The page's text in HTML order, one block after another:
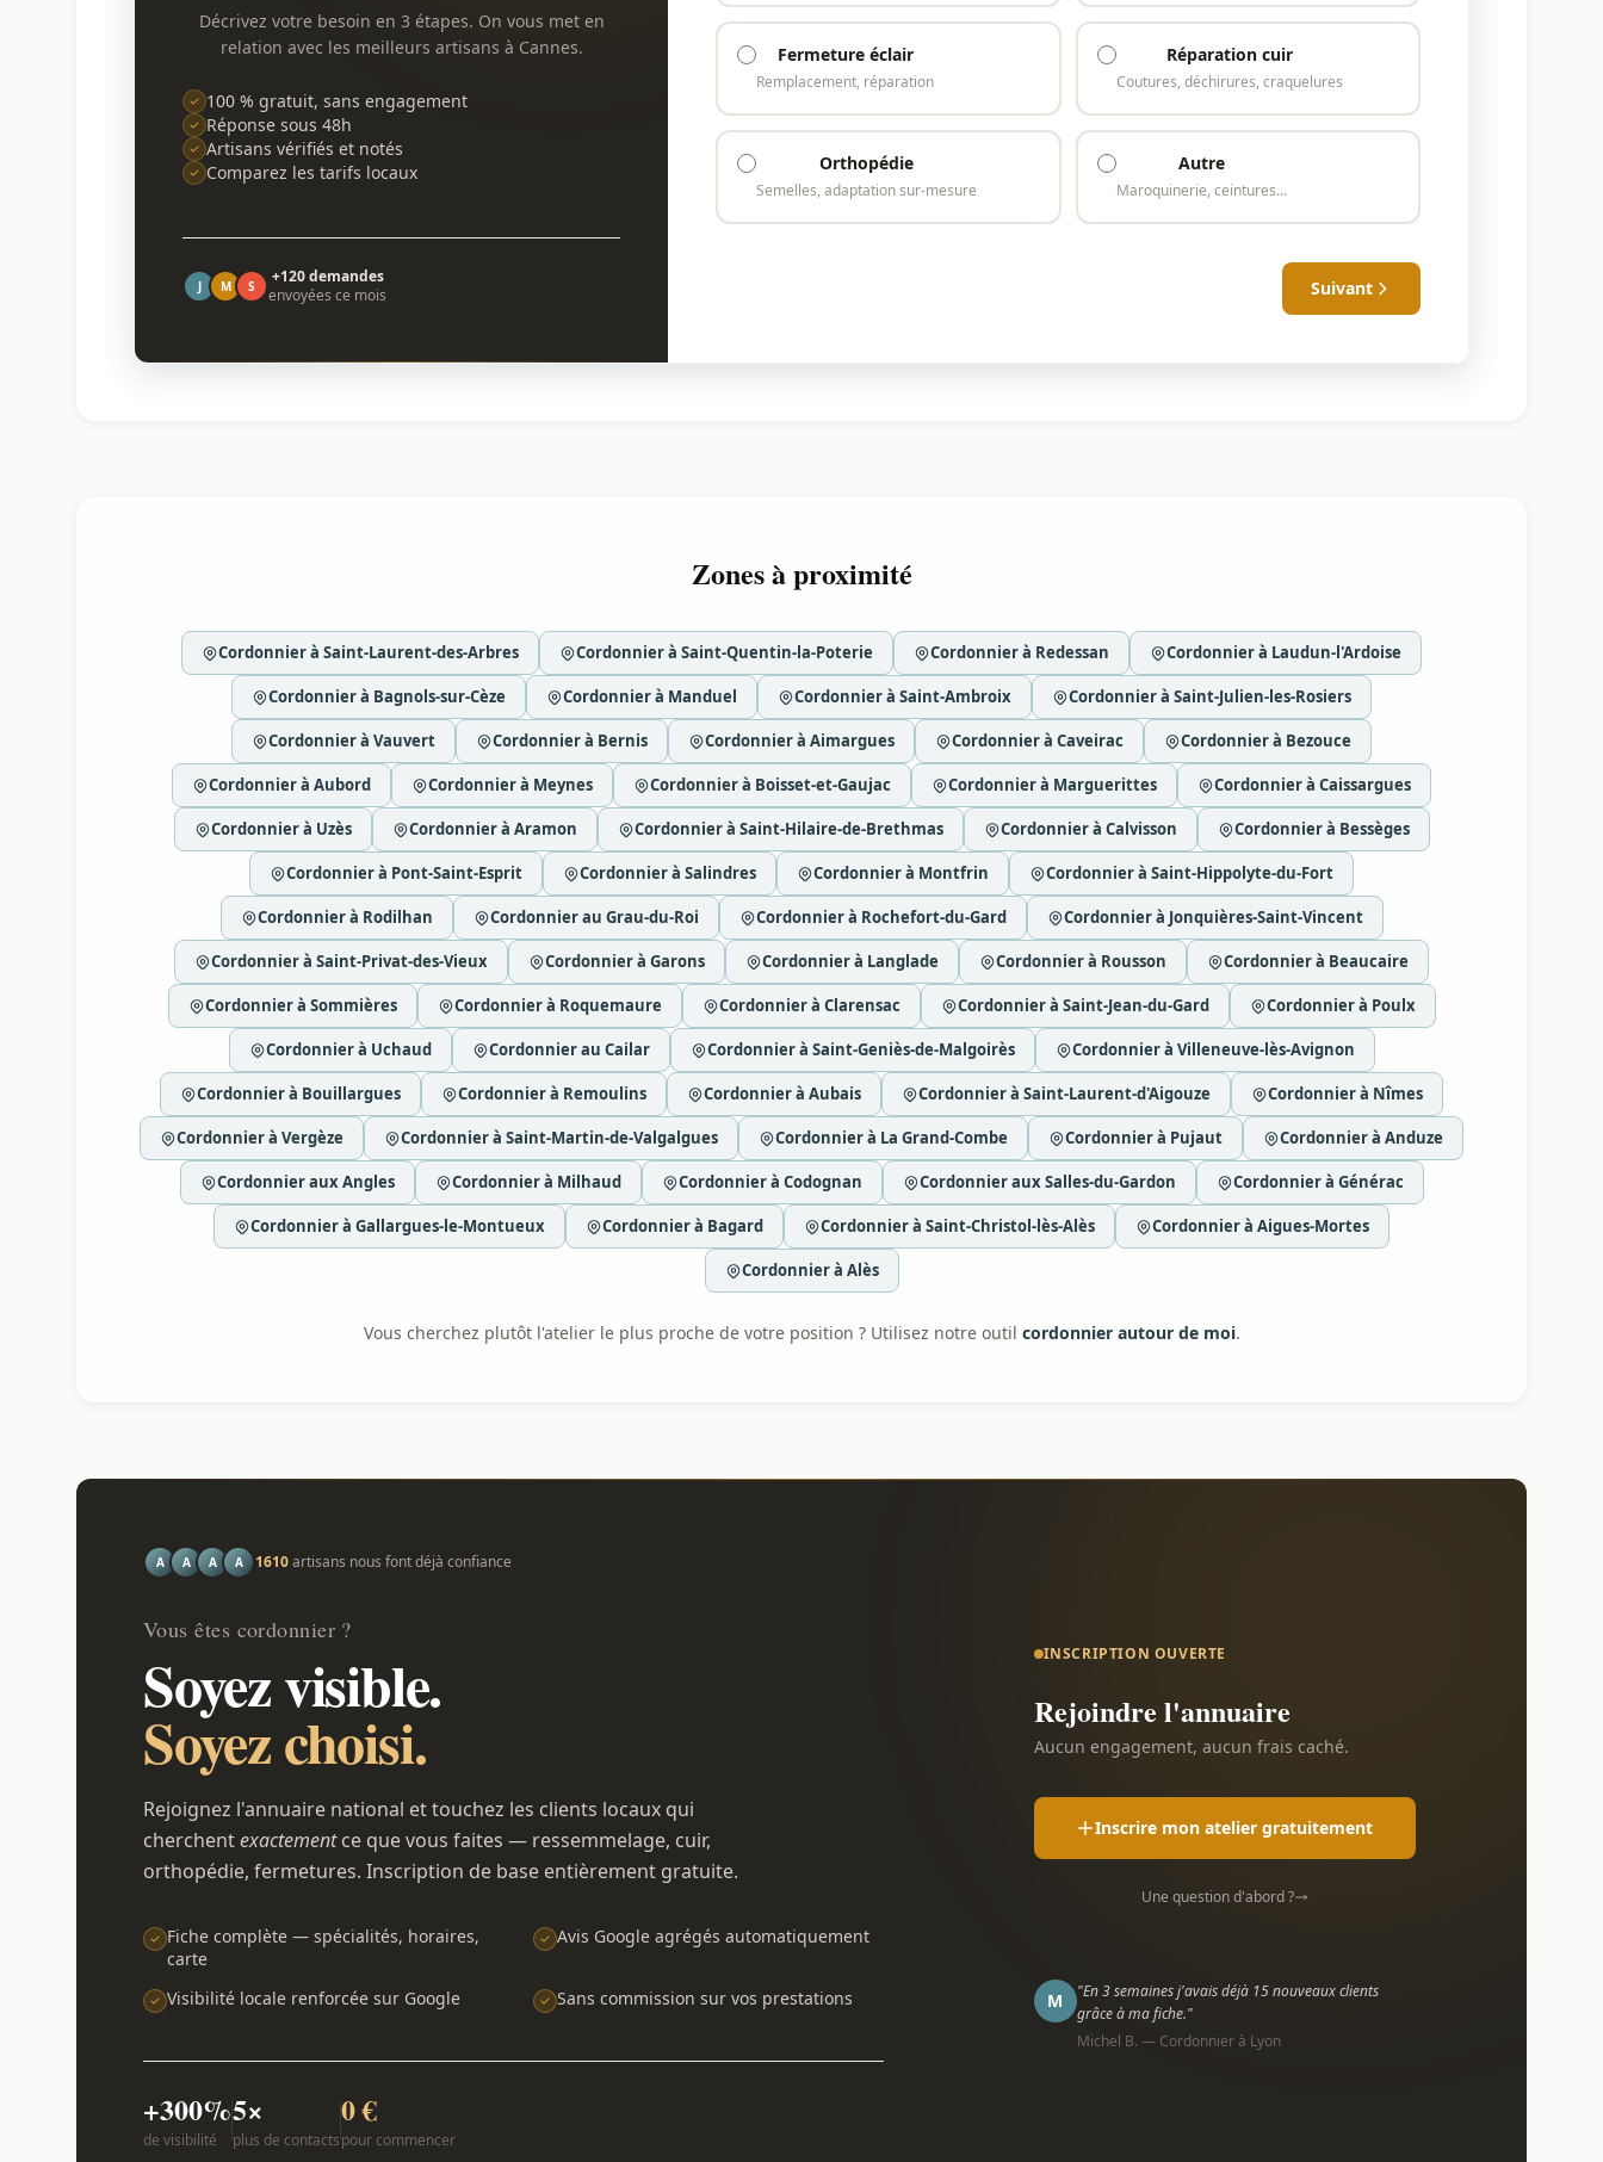
Décrivez votre besoin en 3 étapes. On vous met en
relation avec les meilleurs artisans à Cannes.
100 % gratuit, sans engagement
Réponse sous 48h
Artisans vérifiés et notés
Comparez les tarifs locaux
J M S
+120 demandes
envoyées ce mois
Fermeture éclair
Remplacement, réparation
Réparation cuir
Coutures, déchirures, craquelures
Orthopédie
Semelles, adaptation sur-mesure
Autre
Maroquinerie, ceintures…
Suivant
Zones à proximité
Cordonnier à Saint-Laurent-des-Arbres Cordonnier à Saint-Quentin-la-Poterie Cordonnier à Redessan Cordonnier à Laudun-l'Ardoise
Cordonnier à Bagnols-sur-Cèze Cordonnier à Manduel Cordonnier à Saint-Ambroix Cordonnier à Saint-Julien-les-Rosiers
Cordonnier à Vauvert Cordonnier à Bernis Cordonnier à Aimargues Cordonnier à Caveirac Cordonnier à Bezouce
Cordonnier à Aubord Cordonnier à Meynes Cordonnier à Boisset-et-Gaujac Cordonnier à Marguerittes Cordonnier à Caissargues
Cordonnier à Uzès Cordonnier à Aramon Cordonnier à Saint-Hilaire-de-Brethmas Cordonnier à Calvisson Cordonnier à Bessèges
Cordonnier à Pont-Saint-Esprit Cordonnier à Salindres Cordonnier à Montfrin Cordonnier à Saint-Hippolyte-du-Fort
Cordonnier à Rodilhan Cordonnier au Grau-du-Roi Cordonnier à Rochefort-du-Gard Cordonnier à Jonquières-Saint-Vincent
Cordonnier à Saint-Privat-des-Vieux Cordonnier à Garons Cordonnier à Langlade Cordonnier à Rousson Cordonnier à Beaucaire
Cordonnier à Sommières Cordonnier à Roquemaure Cordonnier à Clarensac Cordonnier à Saint-Jean-du-Gard Cordonnier à Poulx
Cordonnier à Uchaud Cordonnier au Cailar Cordonnier à Saint-Geniès-de-Malgoirès Cordonnier à Villeneuve-lès-Avignon
Cordonnier à Bouillargues Cordonnier à Remoulins Cordonnier à Aubais Cordonnier à Saint-Laurent-d'Aigouze Cordonnier à Nîmes
Cordonnier à Vergèze Cordonnier à Saint-Martin-de-Valgalgues Cordonnier à La Grand-Combe Cordonnier à Pujaut Cordonnier à Anduze
Cordonnier aux Angles Cordonnier à Milhaud Cordonnier à Codognan Cordonnier aux Salles-du-Gardon Cordonnier à Générac
Cordonnier à Gallargues-le-Montueux Cordonnier à Bagard Cordonnier à Saint-Christol-lès-Alès Cordonnier à Aigues-Mortes
Cordonnier à Alès
Vous cherchez plutôt l'atelier le plus proche de votre position ? Utilisez notre outil cordonnier autour de moi.
A A A A 1610artisans nous font déjà confiance
Vous êtes cordonnier ?
Soyez visible.
Soyez choisi.
Rejoignez l'annuaire national et touchez les clients locaux qui
cherchentexactementce que vous faites — ressemmelage, cuir,
orthopédie, fermetures. Inscription de base entièrement gratuite.
Fiche complète — spécialités, horaires,
carte
Avis Google agrégés automatiquement
Visibilité locale renforcée sur Google Sans commission sur vos prestations
+300%
de visibilité
5×
plus de contacts
0 €
pour commencer
INSCRIPTION OUVERTE
Rejoindre l'annuaire
Aucun engagement, aucun frais caché.
Inscrire mon atelier gratuitement
Une question d'abord ?
M
"En 3 semaines j'avais déjà 15 nouveaux clients
grâce à ma fiche."
Michel B. — Cordonnier à Lyon